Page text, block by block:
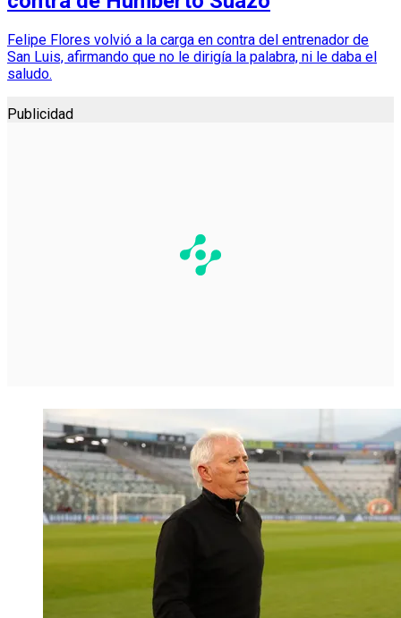
Felipe Flores volvió a la carga en contra del entrenador de
San Luis, afirmando que no le dirigía la palabra, ni le daba el
saludo.
Publicidad